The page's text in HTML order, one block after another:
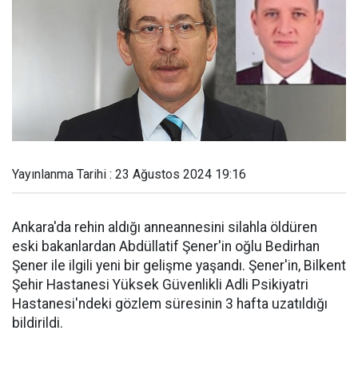
Yayınlanma Tarihi : 23 Ağustos 2024 19:16
Ankara'da rehin aldığı anneannesini silahla öldüren
eski bakanlardan Abdüllatif Şener'in oğlu Bedirhan
Şener ile ilgili yeni bir gelişme yaşandı. Şener'in, Bilkent
Şehir Hastanesi Yüksek Güvenlikli Adli Psikiyatri
Hastanesi'ndeki gözlem süresinin 3 hafta uzatıldığı
bildirildi.